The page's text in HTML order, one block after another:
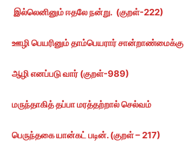
இல்லெனினும் ஈதலே நன்று. (குறள்-222)
ஊழி பெயரினும் தாம்பெயரார் சான்றாண்மைக்கு
ஆழி எனப்படு வார் (குறள்-989)
மருந்தாகித் தப்பா மரத்தற்றால் செல்வம்
பெருந்தகை யான்கட் படின். (குறள் –217)